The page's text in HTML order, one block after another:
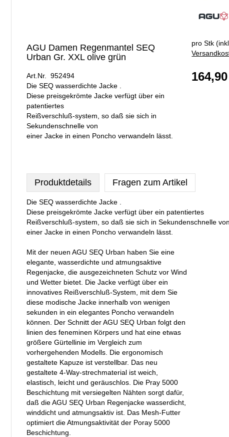
AGU Damen Regenmantel SEQ
Urban Gr. XXL olive grün
Art.Nr. 952494
Die SEQ wasserdichte Jacke .
Diese preisgekrömte Jacke verfügt über ein
patentiertes
Reißverschluß-system, so daß sie sich in
Sekundenschnelle von
einer Jacke in einen Poncho verwandeln lässt.
pro Stk
Produktdetails Fragen zum Artikel
Die SEQ wasserdichte Jacke .
Diese preisgekrömte Jacke verfügt über ein patentiertes
Reißverschluß-system, so daß sie sich in Sekundenschnelle von
einer Jacke in einen Poncho verwandeln lässt.
Mit der neuen AGU SEQ Urban haben Sie eine
elegante, wasserdichte und atmungsaktive
Regenjacke, die ausgezeichneten Schutz vor Wind
und Wetter bietet. Die Jacke verfügt über ein
innovatives Reißverschluß-System, mit dem Sie
diese modische Jacke innerhalb von wenigen
sekunden in ein elegantes Poncho verwandeln
können. Der Schnitt der AGU SEQ Urban folgt den
linien des feneminen Körpers und hat eine etwas
größere Gürtellinie im Vergleich zum
vorhergehenden Modells. Die ergonomisch
gestaltete Kapuze ist verstellbar. Das neu
gestaltete 4-Way-strechmaterial ist weich,
elastisch, leicht und geräuschlos. Die Pray 5000
Beschichtung mit versiegelten Nähten sorgt dafür,
daß die AGU SEQ Urban Regenjacke wasserdicht,
winddicht und atmungsaktiv ist. Das Mesh-Futter
optimiert die Atmungsaktivität der Poray 5000
Beschichtung.